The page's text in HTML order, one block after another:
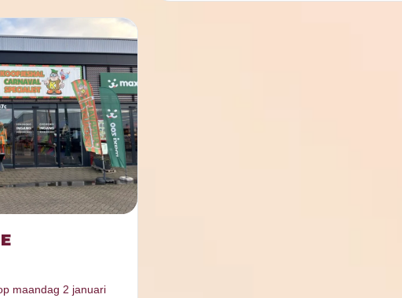
maandag 2 januari